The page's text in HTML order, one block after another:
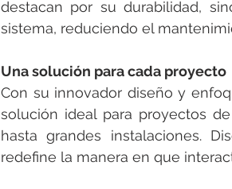
destacan por su durabilidad,
sistema, reduciendo el
Una solución para cada proyecto
Con su innovador diseño y
solución ideal para proyectos
hasta grandes instalaciones.
redefine la manera en que